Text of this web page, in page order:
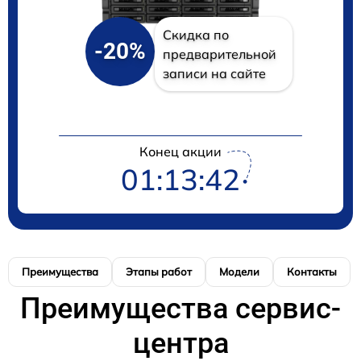
-20%
Скидка по
предварительной
записи на сайте
Конец акции
01:13:42
Преимущества Этапы работ Модели Контакты
Преимущества сервис-
центра